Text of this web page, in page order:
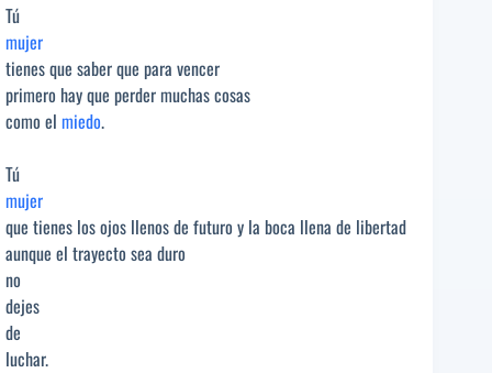
Tú
mujer
tienes que saber que para vencer
primero hay que perder muchas cosas
como el miedo.
Tú
mujer
que tienes los ojos llenos de futuro y la boca llena de libertad
aunque el trayecto sea duro
no
dejes
de
luchar.